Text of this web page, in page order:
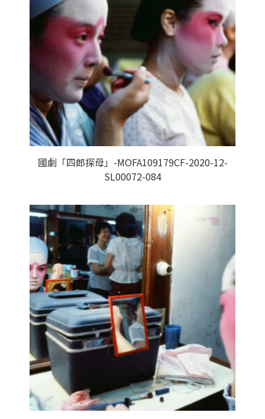
國劇「四郎探母」-MOFA109179CF-2020-12-
SL00072-084